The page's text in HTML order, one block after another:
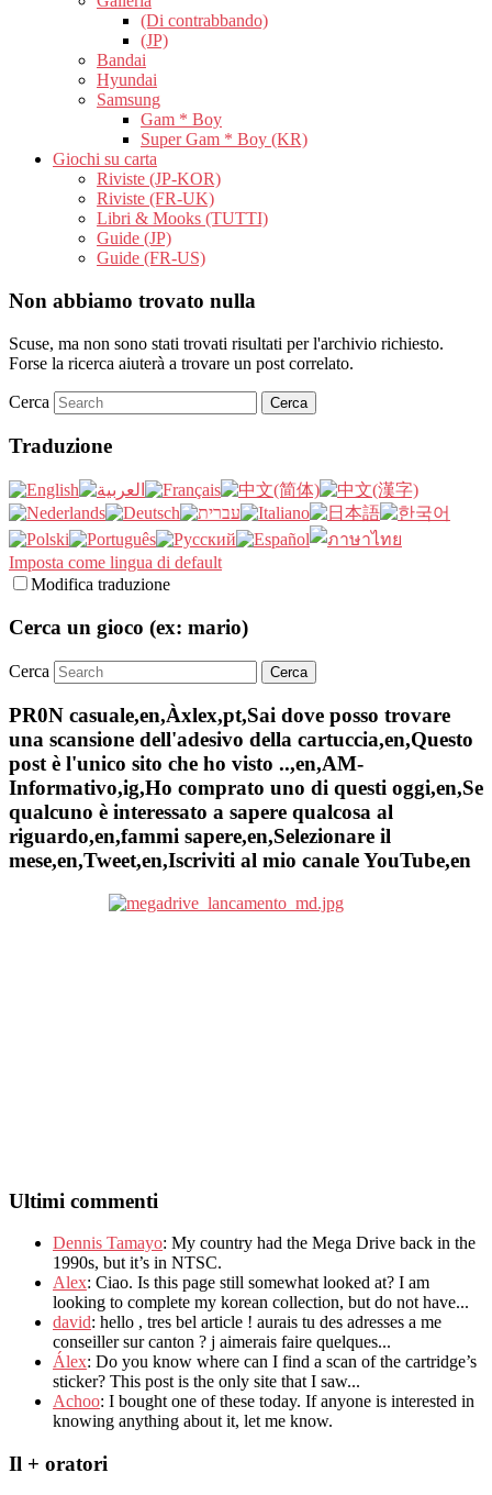
(Di contrabbando)
(JP)
Bandai
Hyundai
Samsung
Gam * Boy
Super Gam * Boy (KR)
Giochi su carta
Riviste (JP-KOR)
Riviste (FR-UK)
Libri & Mooks (TUTTI)
Guide (JP)
Guide (FR-US)
Non abbiamo trovato nulla
Scuse, ma non sono stati trovati risultati per l'archivio richiesto.
Forse la ricerca aiuterà a trovare un post correlato.
Cerca
Traduzione
Imposta come lingua di default
Modifica traduzione
Cerca un gioco (ex: mario)
Cerca
PR0N casuale,en,Àxlex,pt,Sai dove posso trovare
una scansione dell'adesivo della cartuccia,en,Questo
post è l'unico sito che ho visto ..,en,AM-
Informativo,ig,Ho comprato uno di questi oggi,en,Se
qualcuno è interessato a sapere qualcosa al
riguardo,en,fammi sapere,en,Selezionare il
mese,en,Tweet,en,Iscriviti al mio canale YouTube,en
Ultimi commenti
Dennis Tamayo: My country had the Mega Drive back in the
1990s, but it’s in NTSC.
Alex: Ciao. Is this page still somewhat looked at? I am
looking to complete my korean collection, but do not have...
david: hello , tres bel article ! aurais tu des adresses a me
conseiller sur canton ? j aimerais faire quelques...
Álex: Do you know where can I find a scan of the cartridge’s
sticker? This post is the only site that I saw...
Achoo: I bought one of these today. If anyone is interested in
knowing anything about it, let me know.
Il + oratori